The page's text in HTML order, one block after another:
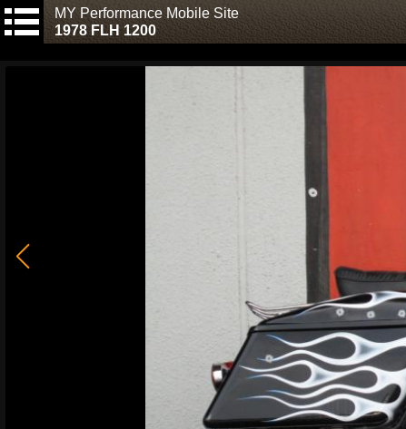
MY Performance Mobile Site
1978 FLH 1200